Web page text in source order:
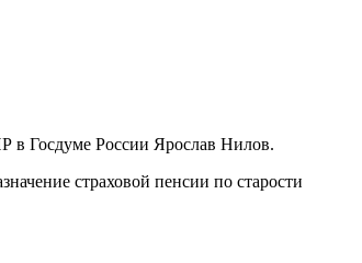
в Госдуме России Ярослав Нилов.
страховой пенсии по старости